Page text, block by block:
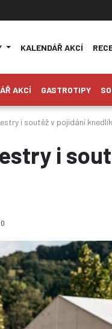
KALENDÁŘ AKCÍ
AKCÍ GASTROTIPY
i soutěž v pojídání
i
0